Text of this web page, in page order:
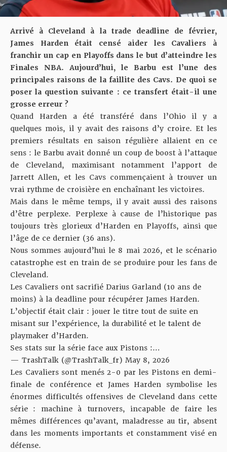
Arrivé à Cleveland à la trade deadline de février,
James Harden était censé aider les Cavaliers à
franchir un cap en Playoffs dans le but d’atteindre les
Finales NBA. Aujourd’hui, le Barbu est l’une des
principales raisons de la faillite des Cavs. De quoi se
poser la question suivante : ce transfert était-il une
grosse erreur ?
Quand Harden a été transféré dans l’Ohio il y a
quelques mois, il y avait des raisons d’y croire. Et les
premiers résultats en saison régulière allaient en ce
sens : le Barbu avait donné un coup de boost à l’attaque
de Cleveland, maximisant notamment l’apport de
Jarrett Allen, et les Cavs commençaient à trouver un
vrai rythme de croisière en enchaînant les victoires.
Mais dans le même temps, il y avait aussi des raisons
d’être perplexe. Perplexe à cause de l’historique pas
toujours très glorieux d’Harden en Playoffs, ainsi que
l’âge de ce dernier (36 ans).
Nous sommes aujourd’hui le 8 mai 2026, et le scénario
catastrophe est en train de se produire pour les fans de
Cleveland.
Les Cavaliers ont sacrifié Darius Garland (10 ans de
moins) à la deadline pour récupérer James Harden.
L’objectif était clair : jouer le titre tout de suite en
misant sur l’expérience, la durabilité et le talent de
playmaker d’Harden.
Ses stats sur la série face aux Pistons :…
— TrashTalk (@TrashTalk_fr) May 8, 2026
Les Cavaliers sont menés 2-0 par les Pistons en demi-
finale de conférence et James Harden symbolise les
énormes difficultés offensives de Cleveland dans cette
série : machine à turnovers, incapable de faire les
mêmes différences qu’avant, maladresse au tir, absent
dans les moments importants et constamment visé en
défense.